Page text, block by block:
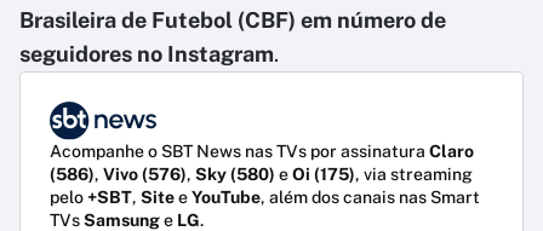
Brasileira de Futebol (CBF) em número de
seguidores no Instagram.
Acompanhe o SBT News nas TVs por assinatura Claro
(586), Vivo (576), Sky (580) eOi (175), via streaming
pelo+SBT, SiteeYouTube, além dos canais nas Smart
TVsSamsunge LG.